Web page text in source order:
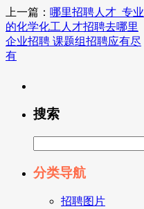
上一篇： 哪里招聘人才_专业
的化学化工人才招聘去哪里
企业招聘 课题组招聘应有尽
有
搜索
分类导航
招聘图片